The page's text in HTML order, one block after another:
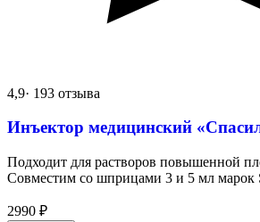
4,9· 193 отзыва
Инъектор медицинский
Подходит для растворов повышенной
Совместим со шприцами 3 и 5 мл марок
2990 ₽